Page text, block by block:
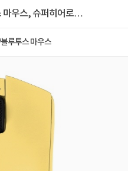
우스, 슈퍼히어로
루투스 마우스